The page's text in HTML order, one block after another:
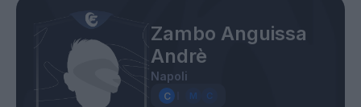
Zambo Anguissa
Andrè
Napoli